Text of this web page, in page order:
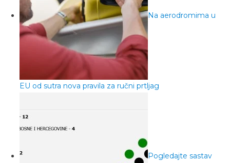
Na aerodromima u
EU od sutra nova pravila za ručni prtljag
Pogledajte sastav